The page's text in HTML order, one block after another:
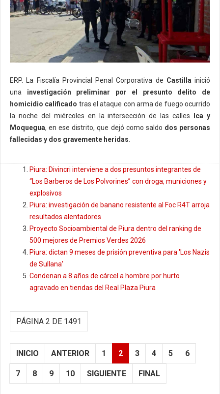
ERP. La Fiscalía Provincial Penal Corporativa de Castillainició
una investigación preliminar por el presunto delito de
homicidio calificado tras el ataque con arma de fuego ocurrido
la noche del miércoles en la intersección de las calles
Ica y
Moquegua, en ese distrito, que dejó como saldo dos personas
fallecidas y dos gravemente heridas.
Piura: Divincri interviene a dos presuntos integrantes de
“Los Barberos de Los Polvorines” con droga, municiones y
explosivos
Piura: investigación de banano resistente al Foc R4T arroja
resultados alentadores
Proyecto Socioambiental de Piura dentro del ranking de
500 mejores de Premios Verdes 2026
Piura: dictan 9 meses de prisión preventiva para 'Los Nazis
de Sullana'
Condenan a 8 años de cárcel a hombre por hurto
agravado en tiendas del Real Plaza Piura
PÁGINA 2 DE 1491
INICIO ANTERIOR 1 2 3 4 5 6
7 8 9 10 SIGUIENTE FINAL